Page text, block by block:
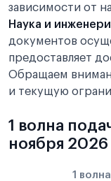
зависимости от
Наука и
документов
предоставляет
Обращаем
и текущую
1 волна
ноября 2026
1 волна